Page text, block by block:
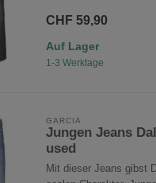
CHF 59,90
Auf Lager
1-3 Werktage
GARCIA
Jungen Jeans
used
Mit dieser Jeans gibst